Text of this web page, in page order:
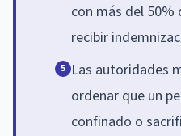
con más del 50%
recibir
5 Las autoridades
ordenar que un
confinado o